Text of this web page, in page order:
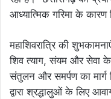
आध्यात्मिक गरिमा के
महाशिवरात्रि की
शिव त्याग, संयम और
संतुलन और समर्पण का मार्ग
द्वारा श्रद्धालुओं के लिए